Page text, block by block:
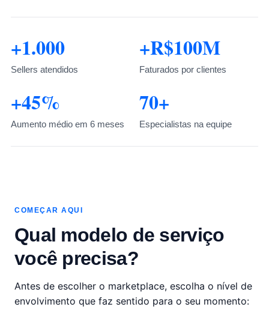
+1.000
Sellers atendidos
+R$100M
Faturados por clientes
+45%
Aumento médio em 6 meses
70+
Especialistas na equipe
COMEÇAR AQUI
Qual modelo de serviço
você precisa?
Antes de escolher o marketplace, escolha o nível de
envolvimento que faz sentido para o seu momento: